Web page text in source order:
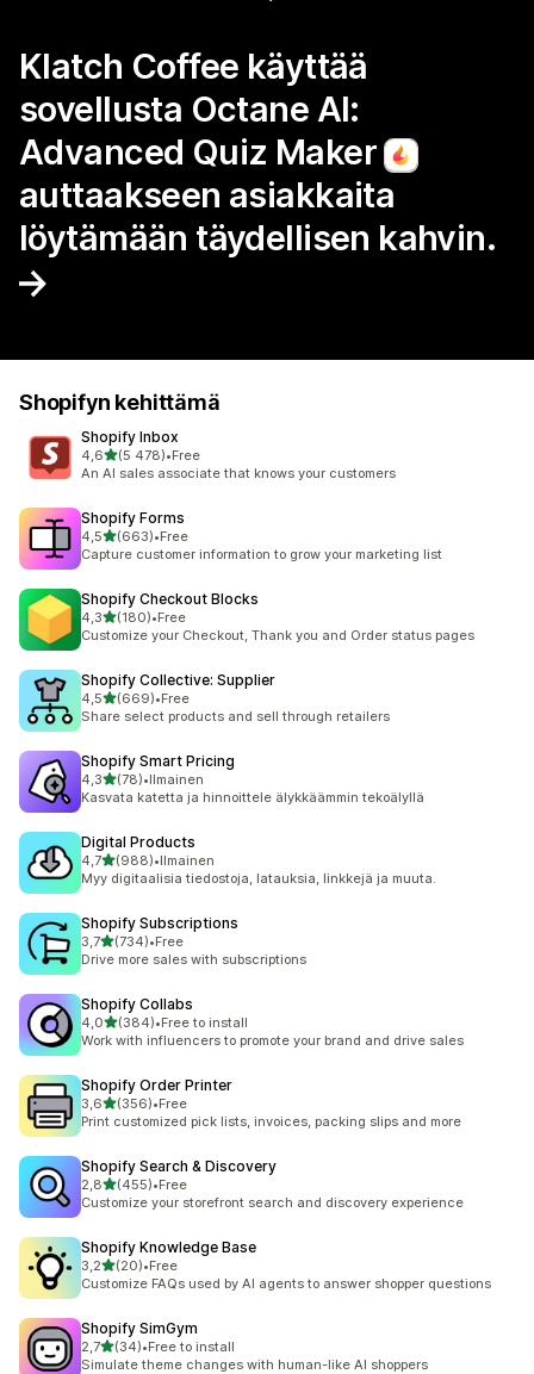
Klatch Coffee käyttää
sovellusta Octane AI:
Advanced Quiz Maker
auttaakseen asiakkaita
löytämään täydellisen kahvin.
Shopifyn kehittämä
Shopify Inbox
4,6/ 5 tähteä
(5 478)
5478 arvostelua yhteensä
•Free
An AI sales associate that knows your customers
Shopify Forms
4,5/ 5 tähteä
(663)
663 arvostelua yhteensä
•Free
Capture customer information to grow your marketing list
Shopify Checkout Blocks
4,3/ 5 tähteä
(180)
180 arvostelua yhteensä
•Free
Customize your Checkout, Thank you and Order status pages
Shopify Collective: Supplier
4,5/ 5 tähteä
(669)
669 arvostelua yhteensä
•Free
Share select products and sell through retailers
Shopify Smart Pricing
4,3/ 5 tähteä
(78)
78 arvostelua yhteensä
•Ilmainen
Kasvata katetta ja hinnoittele älykkäämmin tekoälyllä
Digital Products
4,7/ 5 tähteä
(988)
988 arvostelua yhteensä
•Ilmainen
Myy digitaalisia tiedostoja, latauksia, linkkejä ja muuta.
Shopify Subscriptions
3,7/ 5 tähteä
(734)
734 arvostelua yhteensä
•Free
Drive more sales with subscriptions
Shopify Collabs
4,0/ 5 tähteä
(384)
384 arvostelua yhteensä
•Free to install
Work with influencers to promote your brand and drive sales
Shopify Order Printer
3,6/ 5 tähteä
(356)
356 arvostelua yhteensä
•Free
Print customized pick lists, invoices, packing slips and more
Shopify Search & Discovery
2,8/ 5 tähteä
(455)
455 arvostelua yhteensä
•Free
Customize your storefront search and discovery experience
Shopify Knowledge Base
3,2/ 5 tähteä
(20)
20 arvostelua yhteensä
•Free
Customize FAQs used by AI agents to answer shopper questions
Shopify SimGym
2,7/ 5 tähteä
(34)
34 arvostelua yhteensä
•Free to install
Simulate theme changes with human-like AI shoppers